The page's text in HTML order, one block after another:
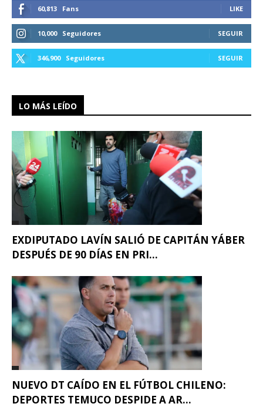
60,813 Fans LIKE
10,000 Seguidores SEGUIR
346,900 Seguidores SEGUIR
LO MÁS LEÍDO
EXDIPUTADO LAVÍN SALIÓ DE CAPITÁN YÁBER
DESPUÉS DE 90 DÍAS EN PRI...
NUEVO DT CAÍDO EN EL FÚTBOL CHILENO:
DEPORTES TEMUCO DESPIDE A AR...